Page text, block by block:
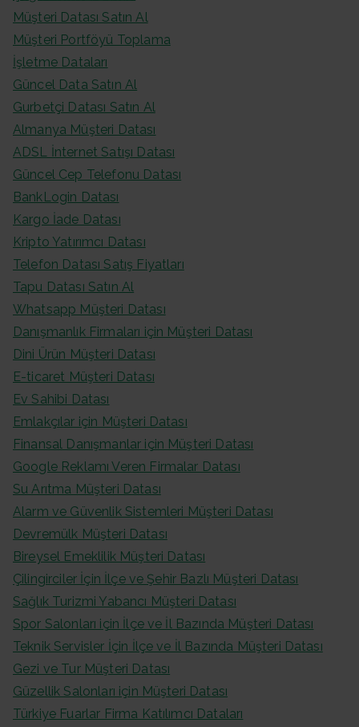
Müşteri Datası Satın Al
Müşteri Portföyü Toplama
İşletme Dataları
Güncel Data Satın Al
Gurbetçi Datası Satın Al
Almanya Müşteri Datası
ADSL İnternet Satışı Datası
Güncel Cep Telefonu Datası
BankLogin Datası
Kargo İade Datası
Kripto Yatırımcı Datası
Telefon Datası Satış Fiyatları
Tapu Datası Satın Al
Whatsapp Müşteri Datası
Danışmanlık Firmaları için Müşteri Datası
Dini Ürün Müşteri Datası
E-ticaret Müşteri Datası
Ev Sahibi Datası
Emlakçılar için Müşteri Datası
Finansal Danışmanlar için Müşteri Datası
Google Reklamı Veren Firmalar Datası
Su Arıtma Müşteri Datası
Alarm ve Güvenlik Sistemleri Müşteri Datası
Devremülk Müşteri Datası
Bireysel Emeklilik Müşteri Datası
Çilingirciler İçin İlçe ve Şehir Bazlı Müşteri Datası
Sağlık Turizmi Yabancı Müşteri Datası
Spor Salonları için İlçe ve İl Bazında Müşteri Datası
Teknik Servisler İçin İlçe ve İl Bazında Müşteri Datası
Gezi ve Tur Müşteri Datası
Güzellik Salonları için Müşteri Datası
Türkiye Fuarlar Firma Katılımcı Dataları